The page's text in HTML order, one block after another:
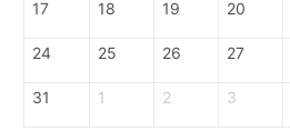
17 18 19 20
24 25 26 27
31 1 2 3